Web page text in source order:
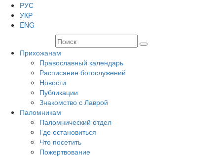
РУС
УКР
ENG
Прихожанам
Православный календарь
Расписание богослужений
Новости
Публикации
Знакомство с Лаврой
Паломникам
Паломнический отдел
Где остановиться
Что посетить
Пожертвование